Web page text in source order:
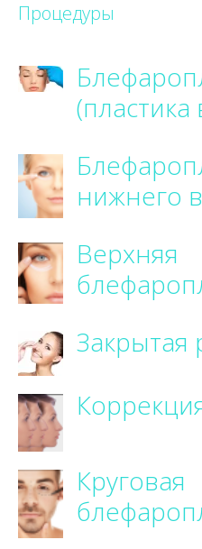
Процедуры
(пластика
нижнего
Верхняя
Закрытая
Круговая